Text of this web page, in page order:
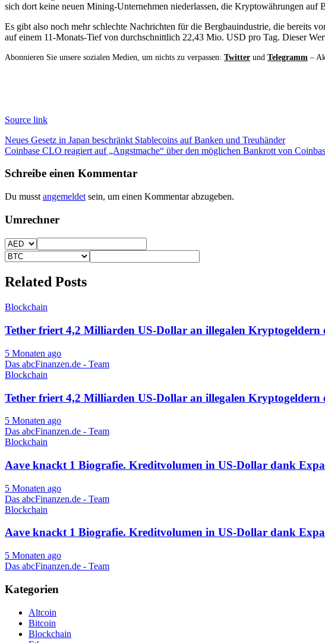
sich dort keine neuen Mining-Unternehmen niederlassen, die Kryptowährungen
Es gibt also noch mehr schlechte Nachrichten für die Bergbauindustrie, die bereits
auf einem 11-Monats-Tief von durchschnittlich 22,43 Mio. USD pro Tag. Dieser
Abonnieren Sie unsere sozialen Medien, um nichts zu verpassen: Twitter und Telegramm –
Source link
Beitragsnavigation
Neues Gesetz in Japan beschränkt Stablecoins auf Banken und Treuhänder
Coinbase CLO reagiert auf „Angstmache“ über den möglichen Bankrott von
Schreibe einen Kommentar
Du musst angemeldet sein, um einen Kommentar abzugeben.
Umrechner
Related Posts
Blockchain
Tether friert 4,2 Milliarden US-Dollar an illegalen Kryptogeldern
5 Monaten ago
Das abcFinanzen.de - Team
Blockchain
Tether friert 4,2 Milliarden US-Dollar an illegalen Kryptogeldern
5 Monaten ago
Das abcFinanzen.de - Team
Blockchain
Aave knackt 1 Biografie. Kreditvolumen in US-Dollar dank
5 Monaten ago
Das abcFinanzen.de - Team
Blockchain
Aave knackt 1 Biografie. Kreditvolumen in US-Dollar dank
5 Monaten ago
Das abcFinanzen.de - Team
Kategorien
Altcoin
Bitcoin
Blockchain